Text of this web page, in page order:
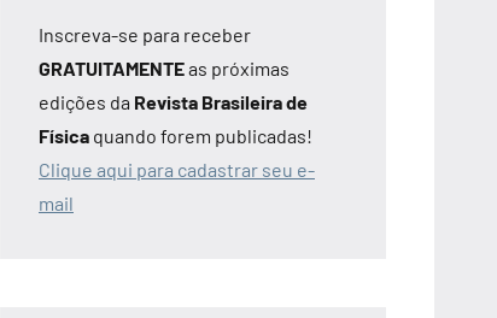
Inscreva-se para receber
GRATUITAMENTEas próximas
edições da Revista Brasileira de
Física quando forem publicadas!
Clique aqui para cadastrar seu e-
mail